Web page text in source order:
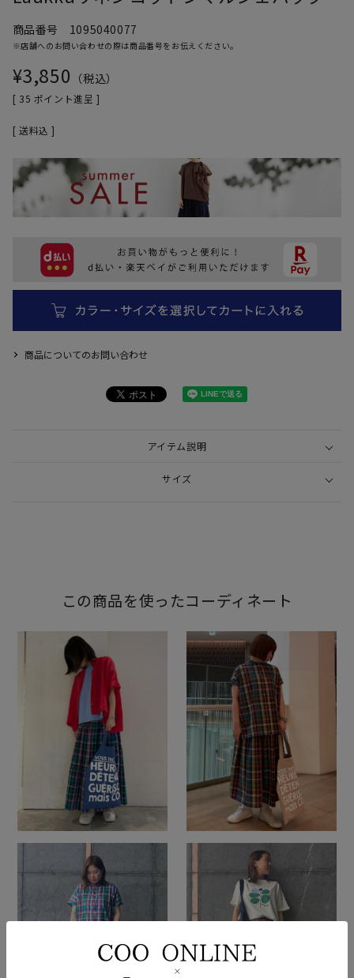
商品番号 1095040077
※店舗へのお問い合わせの際は商品番号をお伝えください。
¥3,850 税込
[ 35 ポイント進呈 ]
送料込
商品についてのお問い合わせ
アイテム説明
サイズ
この商品を使ったコーディネート